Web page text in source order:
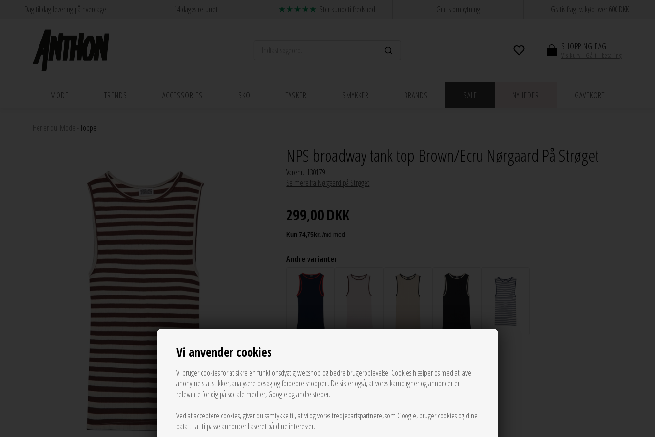
Vi anvender cookies
Vi bruger cookies for at sikre en funktionsdygtig webshop og bedre brugeroplevelse. Cookies hjælper os med at lave
anonyme statistikker, analysere besøg og forbedre shoppen. De sikrer også, at vores kampagner og annoncer er
relevante for dig på sociale medier, Google og andre steder.
Ved at acceptere cookies, giver du samtykke til, at vi og vores tredjepartspartnere, som Google, bruger cookies og dine
data til at tilpasse annoncer baseret på dine interesser.
Dag til dag levering på hverdage 14 dages returret Stor kundetilfredshed Gratis ombytning Gratis fragt v. køb over 600 DKK
SHOPPING BAG
MODE TRENDS ACCESSORIES SKO TASKER SMYKKER BRANDS SALE NYHEDER GAVEKORT
Her er du: Mode -Toppe
NPS broadway tank top Brown/Ecru Nørgaard På Strøget
Varenr.: 130179
Se mere fra Nørgaard på Strøget
299,00DKK
Andre varianter
LÆG I KURVEN
Tilføj til Ønskeskyen